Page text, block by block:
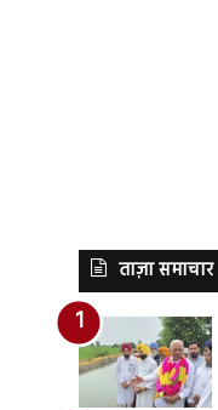
ताज़ा समाचार